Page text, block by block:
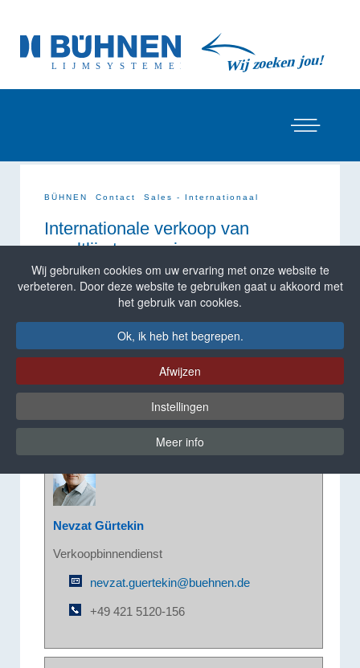
BÜHNEN Contact Sales - Internationaal
Internationale verkoop van
smeltlijmtoepassingen
BÜHNEN exporteert
applicatietechnologie en
naar 30 landen en heeft eigen vestigingen in
Duitsland, Nederland
ons adviseren bij al uw
vragen over
smeltlijmtoepassingen . Via ons dochterbedrijf
PAM bieden wij ook in de VS een rechtstreekse
service op locatie aan.
Nevzat Gürtekin
Verkoopbinnendienst
nevzat.guertekin@buehnen.de
+49 421 5120-156
Wij gebruiken cookies om uw ervaring met onze website te
verbeteren. Door deze website te gebruiken gaat u akkoord met
het gebruik van cookies.
Ok, ik heb het begrepen.
Afwijzen
Instellingen
Meer info